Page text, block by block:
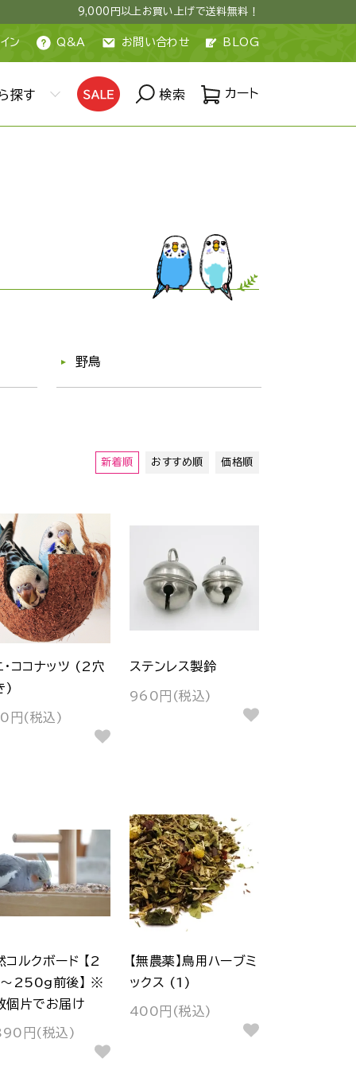
9,000円以上お買い上げで送料無料！
ン Q&A お問い合わせ BLOG
探す 検索 カート
野鳥
新着順 おすすめ順 価格順
・ココナッツ (2穴
)
円(税込)
ステンレス製鈴
960円(税込)
コルクボード 【2
250g前後】 ※
個片でお届け
円(税込)
【無農薬】鳥用ハーブミ
ックス (1)
400円(税込)